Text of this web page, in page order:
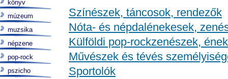
Színészek, táncosok, rendezők
Nóta- és népdalénekesek,
Külföldi pop-rockzenészek,
Művészek és tévés
Sportolók
könyv
múzeum
muzsika
népzene
pop-rock
pszicho